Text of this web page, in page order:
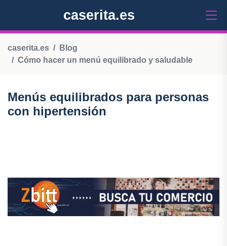
caserita.es
caserita.es
Blog
Cómo hacer un menú equilibrado y saludable
Menús equilibrados para personas
con hipertensión